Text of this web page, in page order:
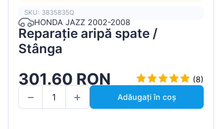
SKU: 3835835Q
HONDA JAZZ 2002-2008
Reparație aripă spate /
Stânga
301.60 RON
(8)
Adăugați în coș